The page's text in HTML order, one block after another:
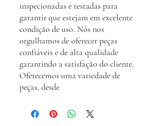
inspecionadas e testadas para
garantir que estejam em excelente
condição de uso. Nós nos
orgulhamos de oferecer peças
confiáveis e de alta qualidade
garantindo a satisfação do cliente.
Oferecemos uma variedade de
peças, desde